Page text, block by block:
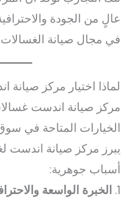
عالٍ من الجودة
في مجال صيانة
لماذا اختيار مركز صيانة
مركز صيانة اندست
الخيارات المتاحة في سوق
يبرز مركز صيانة اندست
أسباب جوهرية:
1. الخبرة الواسعة